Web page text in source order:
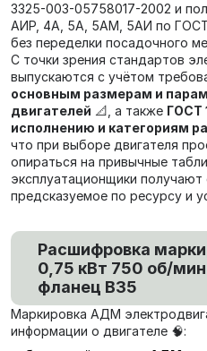
3325-003-05758017-2002 и
АИР, 4А, 5А, 5АМ, 5АИ по ГОСТ
без переделки посадочного
С точки зрения стандартов
выпускаются с учётом
основным размерам и
двигателей 📐, а также ГОСТ
исполнению и категориям
что при выборе двигателя
опираться на привычные
эксплуатационщики получают
предсказуемое по ресурсу и
Расшифровка
0,75 кВт 750 об/
фланец В35
Маркировка АДМ
информации о двигателе 🧠: